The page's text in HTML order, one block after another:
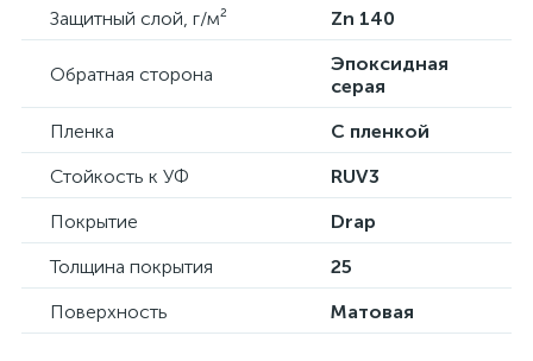
Защитный слой, г/м² Zn 140
Обратная сторона
Эпоксидная
серая
Пленка
С пленкой
Стойкость к УФ
RUV3
Покрытие
Drap
Толщина покрытия
25
Поверхность
Матовая